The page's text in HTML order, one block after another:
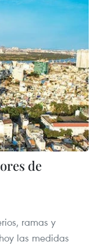
de
ramas y
las medidas